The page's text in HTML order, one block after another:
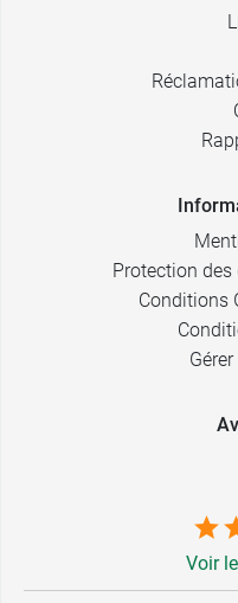
Protection
Conditions
Voir